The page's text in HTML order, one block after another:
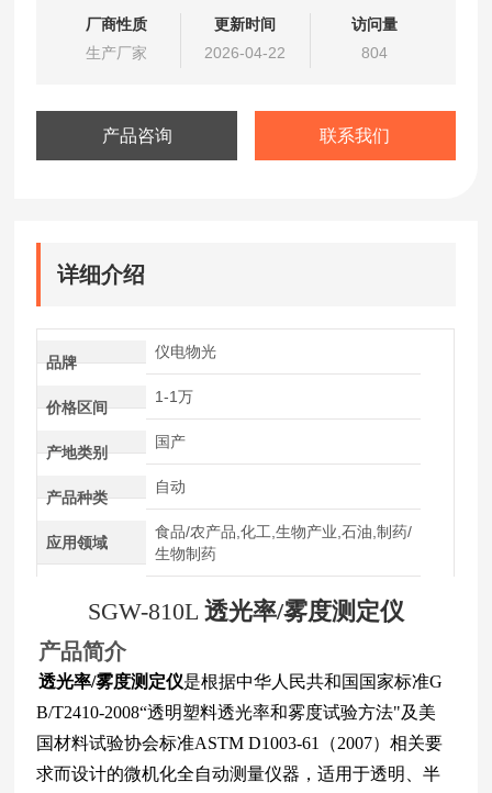
光率、透射雾度的测试，在国防科研及工农为生产中具有
广泛的应用领域。
厂商性质
生产厂家
更新时间
2026-04-22
访问量
804
产品咨询 联系我们
详细介绍
品牌
仪电物光
价格区间
1-1万
产地类别
国产
产品种类
自动
应用领域
食品/农产品,化工,生物产业,石油,制药/
生物制药
SGW-810L 透光率/雾度测定仪
产品简介
透光率/雾度测定仪是根据中华人民共和国国家标准G
B/T2410-2008“透明塑料透光率和雾度试验方法"及美
国材料试验协会标准ASTM D1003-61（2007）相关要
求而设计的微机化全自动测量仪器，适用于透明、半